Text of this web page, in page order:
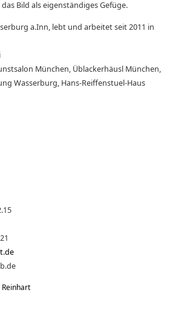
Bild als eigenständiges Gefüge.
a.Inn, lebt und arbeitet seit 2011 in
München, Üblackerhäusl München,
Wasserburg, Hans-Reiffenstuel-Haus
Reinhart